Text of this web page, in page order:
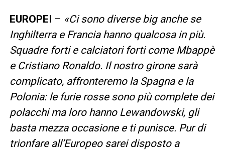
EUROPEI – «Ci sono diverse big anche se
Inghilterra e Francia hanno qualcosa in più.
Squadre forti e calciatori forti come Mbappè
e Cristiano Ronaldo. Il nostro girone sarà
complicato, affronteremo la Spagna e la
Polonia: le furie rosse sono più complete dei
polacchi ma loro hanno Lewandowski, gli
basta mezza occasione e ti punisce. Pur di
trionfare all’Europeo sarei disposto a